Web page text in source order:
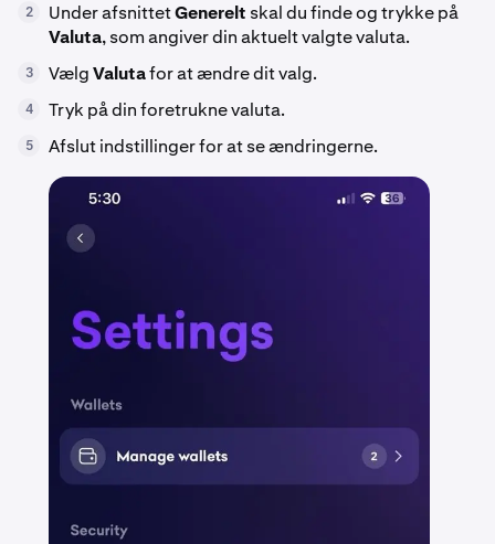
2 Under afsnittetGenerelt skal du finde og trykke på
Valuta, som angiver din aktuelt valgte valuta.
3 VælgValutafor at ændre dit valg.
4 Tryk på din foretrukne valuta.
5 Afslut indstillinger for at se ændringerne.